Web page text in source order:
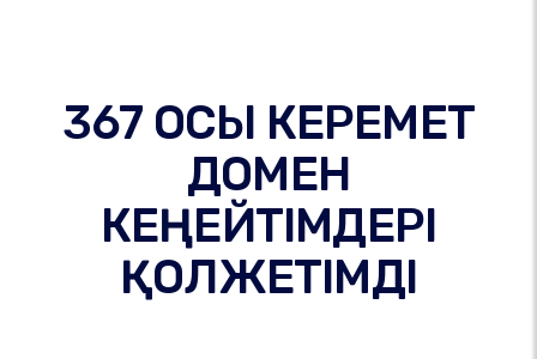
367 ОСЫ КЕРЕМЕТ
ДОМЕН
КЕҢЕЙТІМДЕРІ
ҚОЛЖЕТІМДІ